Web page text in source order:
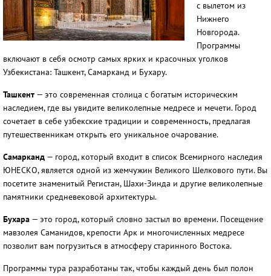
с вылетом из
Нижнего
Новгорода.
Программы
включают в себя осмотр самых ярких и красочных уголков
Узбекистана: Ташкент, Самарканд и Бухару.
Ташкент — это современная столица с богатым историческим
наследием, где вы увидите великолепные медресе и мечети. Город
сочетает в себе узбекские традиции и современность, предлагая
путешественникам открыть его уникальное очарование.
Самарканд — город, который входит в список Всемирного наследия
ЮНЕСКО, является одной из жемчужин Великого Шелкового пути. Вы
посетите знаменитый Регистан, Шахи-Зинда и другие великолепные
памятники средневековой архитектуры.
Бухара — это город, который словно застыл во времени. Посещение
мавзолея Саманидов, крепости Арк и многочисленных медресе
позволит вам погрузиться в атмосферу старинного Востока.
Программы тура разработаны так, чтобы каждый день был полон